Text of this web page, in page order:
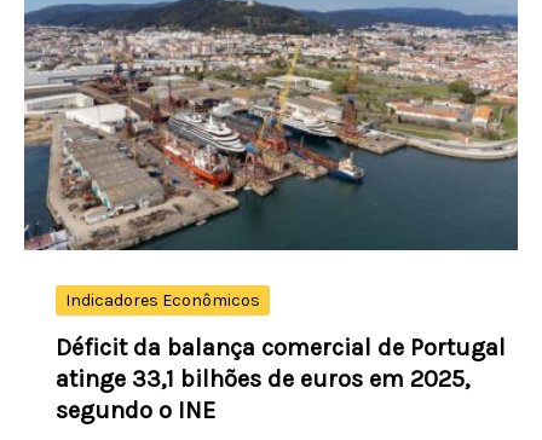
atinge
US$
2,00;
Bitcoin
SV
($BSV)
e
Curve
DAO
($CRV)
também
registram
Indicadores Econômicos
Déficit da balança comercial de Portugal
atinge 33,1 bilhões de euros em 2025,
segundo o INE